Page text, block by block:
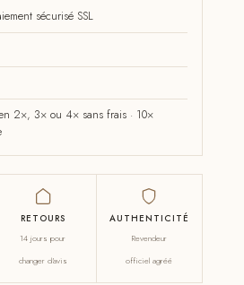
sécurisé SSL
2×, 3× ou 4× sans frais · 10×
RETOURS
14 jours pour
changer d'avis
AUTHENTICITÉ
Revendeur
officiel agréé